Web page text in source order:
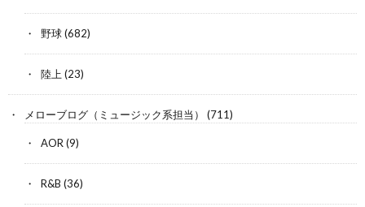
野球(682)
陸上 (23)
メローブログ（ミュージック系担当） (711)
AOR (9)
R&B (36)